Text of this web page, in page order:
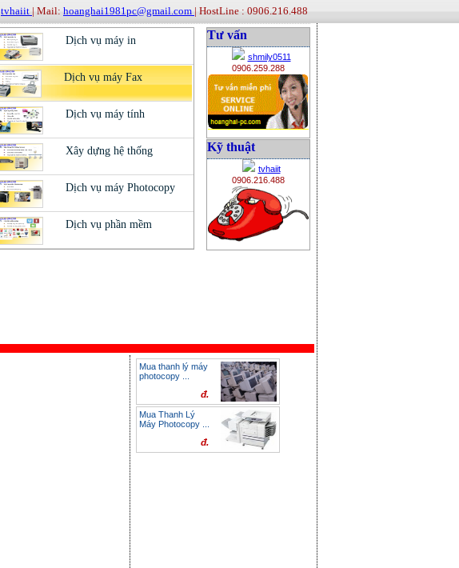
tvhaiit | Mail: hoanghai1981pc@gmail.com | HostLine : 0906.216.488
Tư vấn
shmily0511
0906.259.288
Kỹ thuật
tvhaiit
0906.216.488
Mua thanh lý máy
photocopy ...
đ.
Mua Thanh Lý
Máy Photocopy ...
đ.